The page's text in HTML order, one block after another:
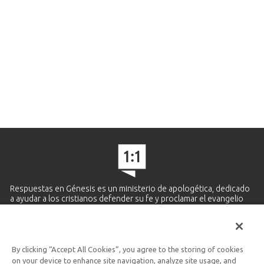
Respuestas en Génesis es un ministerio de apologética, dedicado
a ayudar a los cristianos defender su fe y proclamar el evangelio
Ministerio Hispano y Latinoamericano
By clicking “Accept All Cookies”, you agree to the storing of cookies
on your device to enhance site navigation, analyze site usage, and